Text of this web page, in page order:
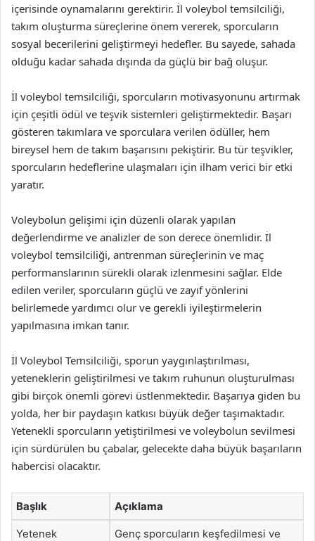
içerisinde oynamalarını gerektirir. İl voleybol temsilciliği,
takım oluşturma süreçlerine önem vererek, sporcuların
sosyal becerilerini geliştirmeyi hedefler. Bu sayede, sahada
olduğu kadar sahada dışında da güçlü bir bağ oluşur.
İl voleybol temsilciliği, sporcuların motivasyonunu artırmak
için çeşitli ödül ve teşvik sistemleri geliştirmektedir. Başarı
gösteren takımlara ve sporculara verilen ödüller, hem
bireysel hem de takım başarısını pekiştirir. Bu tür teşvikler,
sporcuların hedeflerine ulaşmaları için ilham verici bir etki
yaratır.
Voleybolun gelişimi için düzenli olarak yapılan
değerlendirme ve analizler de son derece önemlidir. İl
voleybol temsilciliği, antrenman süreçlerinin ve maç
performanslarının sürekli olarak izlenmesini sağlar. Elde
edilen veriler, sporcuların güçlü ve zayıf yönlerini
belirlemede yardımcı olur ve gerekli iyileştirmelerin
yapılmasına imkan tanır.
İl Voleybol Temsilciliği, sporun yaygınlaştırılması,
yeteneklerin geliştirilmesi ve takım ruhunun oluşturulması
gibi birçok önemli görevi üstlenmektedir. Başarıya giden bu
yolda, her bir paydaşın katkısı büyük değer taşımaktadır.
Yetenekli sporcuların yetiştirilmesi ve voleybolun sevilmesi
için sürdürülen bu çabalar, gelecekte daha büyük başarıların
habercisi olacaktır.
Başlık Açıklama
Yetenek
Genç sporcuların keşfedilmesi ve